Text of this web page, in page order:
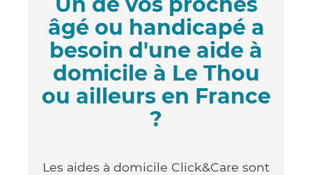
âgé ou handicapé a
besoin d'une aide à
domicile à Le Thou
ou ailleurs en France
?
Les aides à domicile Click&Care sont